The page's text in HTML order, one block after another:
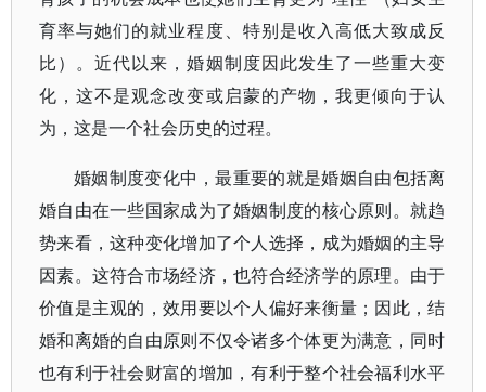
育率与她们的就业程度、特别是收入高低大致成反
比）。近代以来，婚姻制度因此发生了一些重大变
化，这不是观念改变或启蒙的产物，我更倾向于认
为，这是一个社会历史的过程。
婚姻制度变化中，最重要的就是婚姻自由包括离
婚自由在一些国家成为了婚姻制度的核心原则。就趋
势来看，这种变化增加了个人选择，成为婚姻的主导
因素。这符合市场经济，也符合经济学的原理。由于
价值是主观的，效用要以个人偏好来衡量；因此，结
婚和离婚的自由原则不仅令诸多个体更为满意，同时
也有利于社会财富的增加，有利于整个社会福利水平